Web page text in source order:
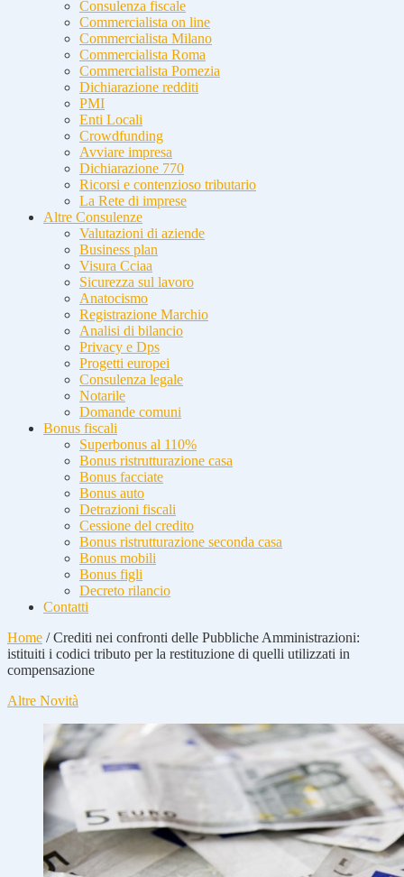
Consulenza fiscale
Commercialista on line
Commercialista Milano
Commercialista Roma
Commercialista Pomezia
Dichiarazione redditi
PMI
Enti Locali
Crowdfunding
Avviare impresa
Dichiarazione 770
Ricorsi e contenzioso tributario
La Rete di imprese
Altre Consulenze
Valutazioni di aziende
Business plan
Visura Cciaa
Sicurezza sul lavoro
Anatocismo
Registrazione Marchio
Analisi di bilancio
Privacy e Dps
Progetti europei
Consulenza legale
Notarile
Domande comuni
Bonus fiscali
Superbonus al 110%
Bonus ristrutturazione casa
Bonus facciate
Bonus auto
Detrazioni fiscali
Cessione del credito
Bonus ristrutturazione seconda casa
Bonus mobili
Bonus figli
Decreto rilancio
Contatti
Home /Crediti nei confronti delle Pubbliche Amministrazioni:
istituiti i codici tributo per la restituzione di quelli utilizzati in
compensazione
Altre Novità